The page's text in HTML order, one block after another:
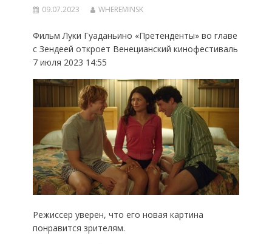
09.07.2023 WHEREMINSK
Фильм Луки Гуаданьино «Претенденты» во главе
с Зендеей откроет Венецианский кинофестиваль
7 июля 2023 14:55
Режиссер уверен, что его новая картина
понравится зрителям.